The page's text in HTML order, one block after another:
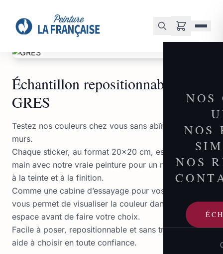
NOS
NOS
NOS
Échantillon repositionnable :
GRES
Testez nos couleurs chez vous sans abîmer vos
murs.
Chaque sticker, au format 20×20 cm, est peint à la
main avec notre vraie peinture pour un rendu fidèle
à la teinte et à la finition.
Comme une cabine d’essayage pour vos murs, il
vous permet de visualiser la couleur dans votre
espace avant de faire votre choix.
Facile à poser, repositionnable et sans traces, il vous
aide à choisir en toute confiance.